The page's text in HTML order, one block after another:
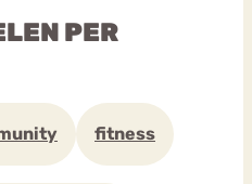
PER
fitness